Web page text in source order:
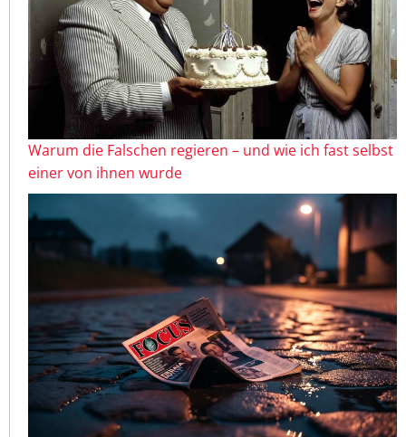
Warum die Falschen regieren – und wie ich fast selbst
einer von ihnen wurde